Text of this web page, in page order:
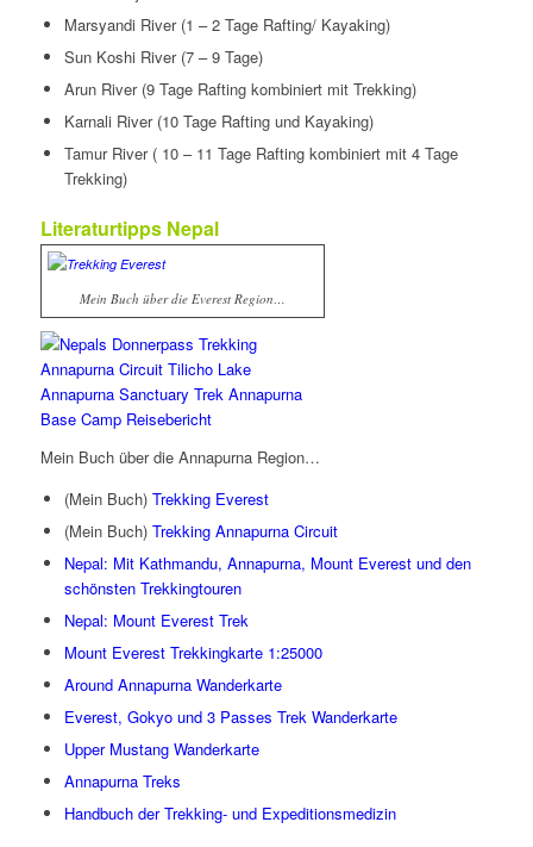
Marsyandi River (1 – 2 Tage Rafting/ Kayaking)
Sun Koshi River (7 – 9 Tage)
Arun River (9 Tage Rafting kombiniert mit Trekking)
Karnali River (10 Tage Rafting und Kayaking)
Tamur River ( 10 – 11 Tage Rafting kombiniert mit 4 Tage
Trekking)
Literaturtipps Nepal
Mein Buch über die Everest Region…
Mein Buch über die Annapurna Region…
(Mein Buch) Trekking Everest
(Mein Buch) Trekking Annapurna Circuit
Nepal: Mit Kathmandu, Annapurna, Mount Everest und den
schönsten Trekkingtouren
Nepal: Mount Everest Trek
Mount Everest Trekkingkarte 1:25000
Around Annapurna Wanderkarte
Everest, Gokyo und 3 Passes Trek Wanderkarte
Upper Mustang Wanderkarte
Annapurna Treks
Handbuch der Trekking- und Expeditionsmedizin